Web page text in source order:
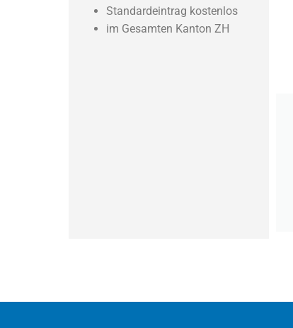
Standardeintrag kostenlos
im Gesamten Kanton ZH